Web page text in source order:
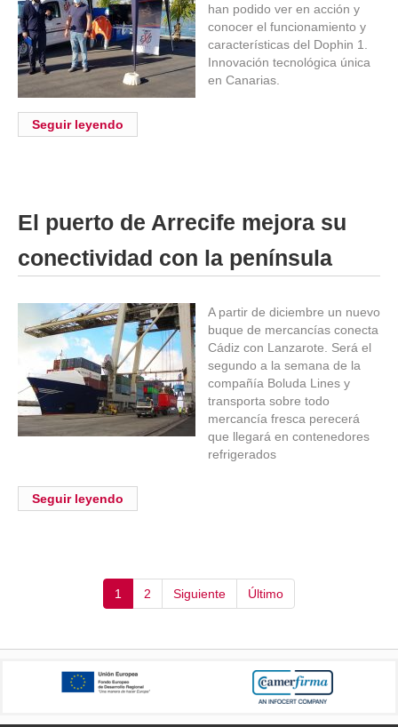
han podido ver en acción y
conocer el funcionamiento y
características del Dophin 1.
Innovación tecnológica única
en Canarias.
Seguir leyendo
El puerto de Arrecife mejora su
conectividad con la península
A partir de diciembre un nuevo
buque de mercancías conecta
Cádiz con Lanzarote. Será el
segundo a la semana de la
compañía Boluda Lines y
transporta sobre todo
mercancía fresca perecerá
que llegará en contenedores
refrigerados
Seguir leyendo
1 (current)
2 Siguiente Último